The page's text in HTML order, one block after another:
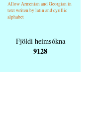
Allow Armenian and Georgian in
text writen by latin and cyrillic
alphabet
Fjöldi heimsókna
9128